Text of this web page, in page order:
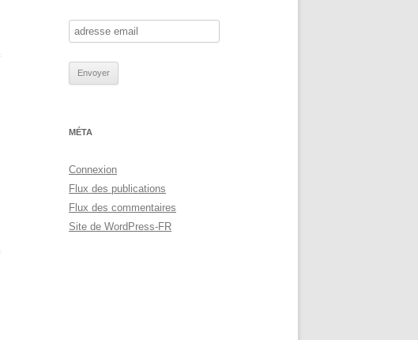
MÉTA
Connexion
Flux des publications
Flux des commentaires
Site de WordPress-FR